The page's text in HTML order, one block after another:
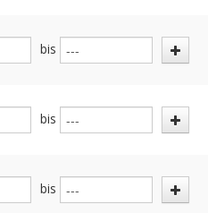
bis
bis
bis